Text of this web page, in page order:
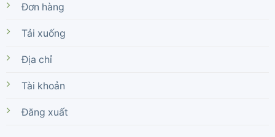
Đơn hàng
Tải xuống
Địa chỉ
Tài khoản
Đăng xuất